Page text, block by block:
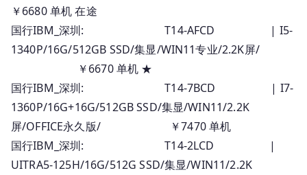
￥6680 单机 在途
国行IBM_深圳: T14-AFCD | I5-
1340P/16G/512GB SSD/集显/WIN11专业/2.2K屏/
￥6670 单机 ★
国行IBM_深圳: T14-7BCD | I7-
1360P/16G+16G/512GB SSD/集显/WIN11/2.2K
屏/OFFICE永久版/ ￥7470 单机
国行IBM_深圳: T14-2LCD |
UITRA5-125H/16G/512G SSD/集显/WIN11/2.2K